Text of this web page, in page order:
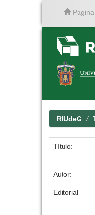
Página
RIUdeG
Título:
Autor:
Editorial: